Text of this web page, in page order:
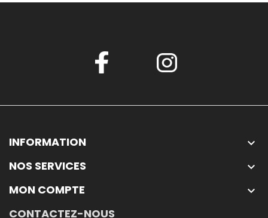
INFORMATION 
NOS SERVICES 
MON COMPTE 
CONTACTEZ-NOUS